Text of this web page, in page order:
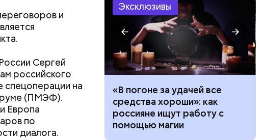
и
Сергей
российского
спецоперации на
(ПМЭФ).
Европа
по
диалога.
нового
в
Виктора
Эксклюзивы
по
части: как
сбила толпу
в Омске
«В погоне за удачей все
средства хороши»: как
россияне ищут работу с
помощью магии